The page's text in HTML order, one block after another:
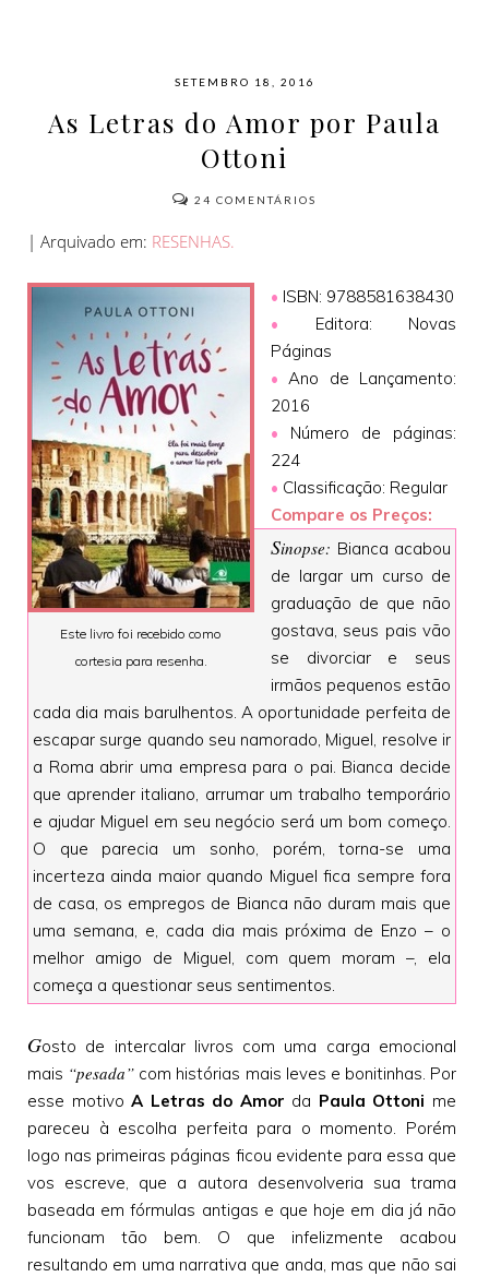
SETEMBRO 18, 2016
As Letras do Amor por Paula
Ottoni
24 COMENTÁRIOS
| Arquivado em: RESENHAS.
Este livro foi recebido como
cortesia para resenha.
• ISBN: 9788581638430
• Editora: Novas
Páginas
• Ano de Lançamento:
2016
• Número de páginas:
224
• Classificação: Regular
Compare os Preços:
Sinopse: Bianca acabou
de largar um curso de
graduação de que não
gostava, seus pais vão
se divorciar e seus
irmãos pequenos estão
cada dia mais barulhentos. A oportunidade perfeita de
escapar surge quando seu namorado, Miguel, resolve ir
a Roma abrir uma empresa para o pai. Bianca decide
que aprender italiano, arrumar um trabalho temporário
e ajudar Miguel em seu negócio será um bom começo.
O que parecia um sonho, porém, torna-se uma
incerteza ainda maior quando Miguel fica sempre fora
de casa, os empregos de Bianca não duram mais que
uma semana, e, cada dia mais próxima de Enzo – o
melhor amigo de Miguel, com quem moram –, ela
começa a questionar seus sentimentos.
Gosto de intercalar livros com uma carga emocional
mais “pesada” com histórias mais leves e bonitinhas. Por
esse motivoA Letras do Amor da Paula Ottoni me
pareceu à escolha perfeita para o momento. Porém
logo nas primeiras páginas ficou evidente para essa que
vos escreve, que a autora desenvolveria sua trama
baseada em fórmulas antigas e que hoje em dia já não
funcionam tão bem. O que infelizmente acabou
resultando em uma narrativa que anda, mas que não sai